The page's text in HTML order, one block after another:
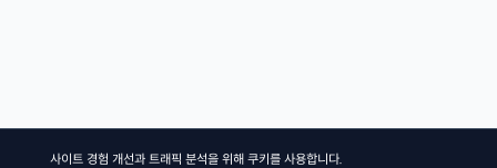
사이트 경험 개선과 트래픽 분석을 위해 쿠키를 사용합니다.